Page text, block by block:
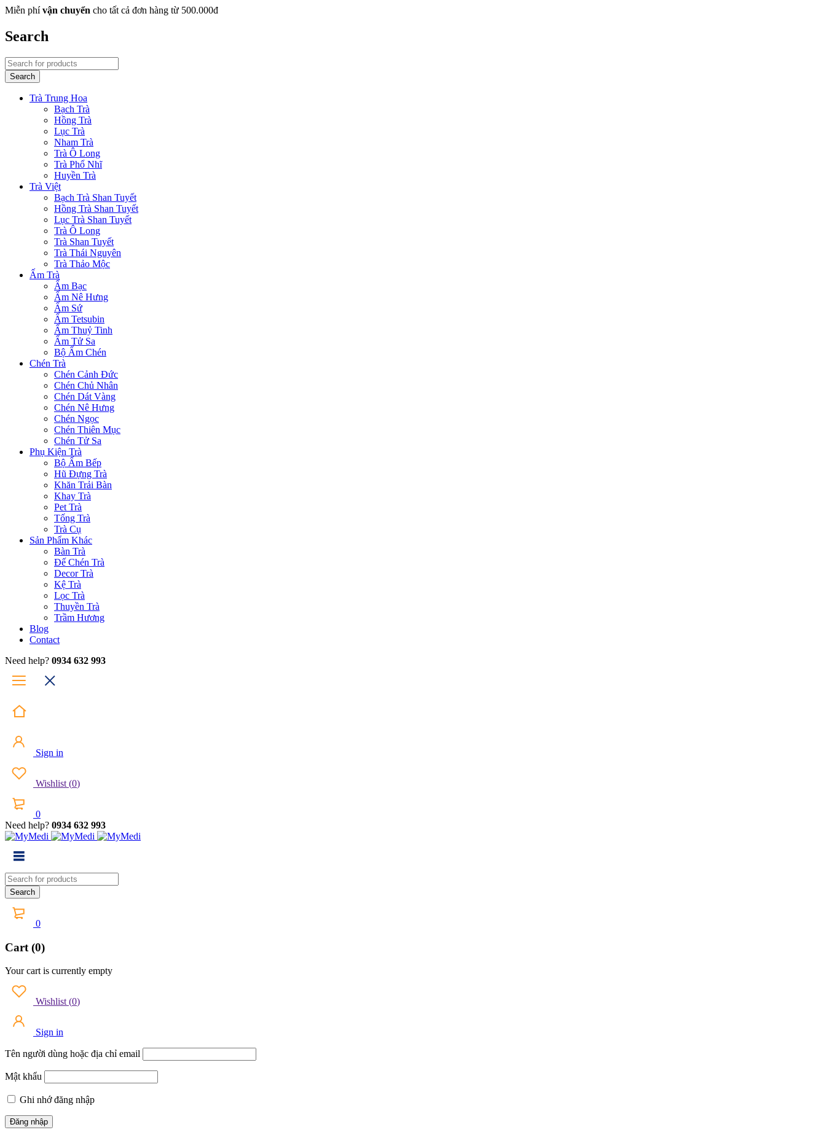
Miễn phívận chuyển cho tất cả đơn hàng từ 500.000đ
Search
Trà Trung Hoa
Bạch Trà
Hồng Trà
Lục Trà
Nham Trà
Trà Ô Long
Trà Phổ Nhĩ
Huyền Trà
Trà Việt
Bạch Trà Shan Tuyết
Hồng Trà Shan Tuyết
Lục Trà Shan Tuyết
Trà Ô Long
Trà Shan Tuyết
Trà Thái Nguyên
Trà Thảo Mộc
Ấm Trà
Ấm Bạc
Ấm Nê Hưng
Ấm Sứ
Ấm Tetsubin
Ấm Thuỷ Tinh
Ấm Tử Sa
Bộ Ấm Chén
Chén Trà
Chén Cảnh Đức
Chén Chủ Nhân
Chén Dát Vàng
Chén Nê Hưng
Chén Ngọc
Chén Thiên Mục
Chén Tử Sa
Phụ Kiện Trà
Bộ Ấm Bếp
Hũ Đựng Trà
Khăn Trải Bàn
Khay Trà
Pet Trà
Tống Trà
Trà Cụ
Sản Phẩm Khác
Bàn Trà
Đế Chén Trà
Decor Trà
Kệ Trà
Lọc Trà
Thuyền Trà
Trầm Hương
Blog
Contact
Need help? 0934 632 993
Sign in
Wishlist (0)
0
Need help? 0934 632 993
0
Cart (0)
Your cart is currently empty
Wishlist (0)
Sign in
Tên người dùng hoặc địa chỉ email
Mật khẩu
Ghi nhớ đăng nhập